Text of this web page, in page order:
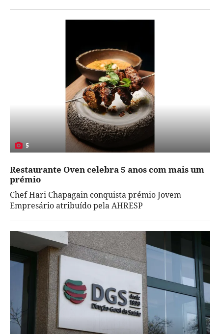
5
Restaurante Oven celebra 5 anos com mais um
prémio
Chef Hari Chapagain conquista prémio Jovem
Empresário atribuído pela AHRESP